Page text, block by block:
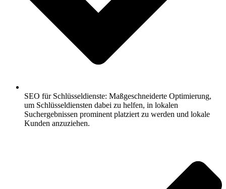
SEO für Schlüsseldienste: Maßgeschneiderte Optimierung,
um Schlüsseldiensten dabei zu helfen, in lokalen
Suchergebnissen prominent platziert zu werden und lokale
Kunden anzuziehen.